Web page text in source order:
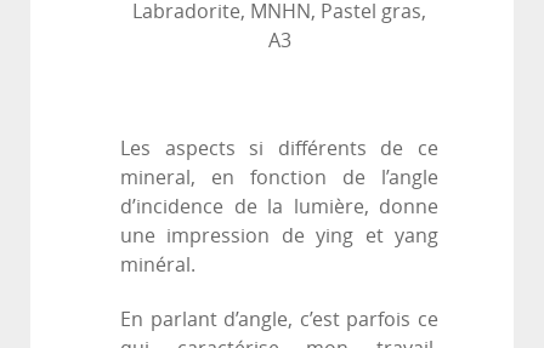
Labradorite, MNHN, Pastel gras,
A3
Les aspects si différents de ce
mineral, en fonction de l’angle
d’incidence de la lumière, donne
une impression de ying et yang
minéral.
En parlant d’angle, c’est parfois ce